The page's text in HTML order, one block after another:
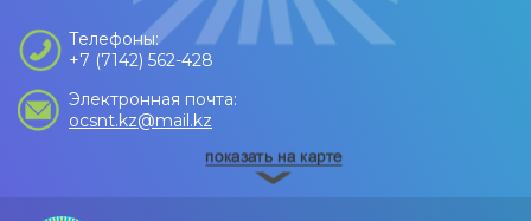
Телефоны:
+7 (7142) 562-428
Электронная почта:
ocsnt.kz@mail.kz